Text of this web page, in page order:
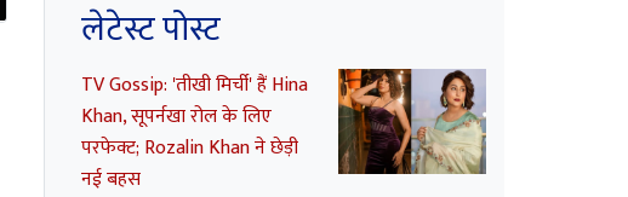
लेटेस्ट पोस्ट
TV Gossip: 'तीखी मिर्ची' हैं Hina
Khan, सूपर्नखा रोल के लिए
परफेक्ट; Rozalin Khan ने छेड़ी
नई बहस